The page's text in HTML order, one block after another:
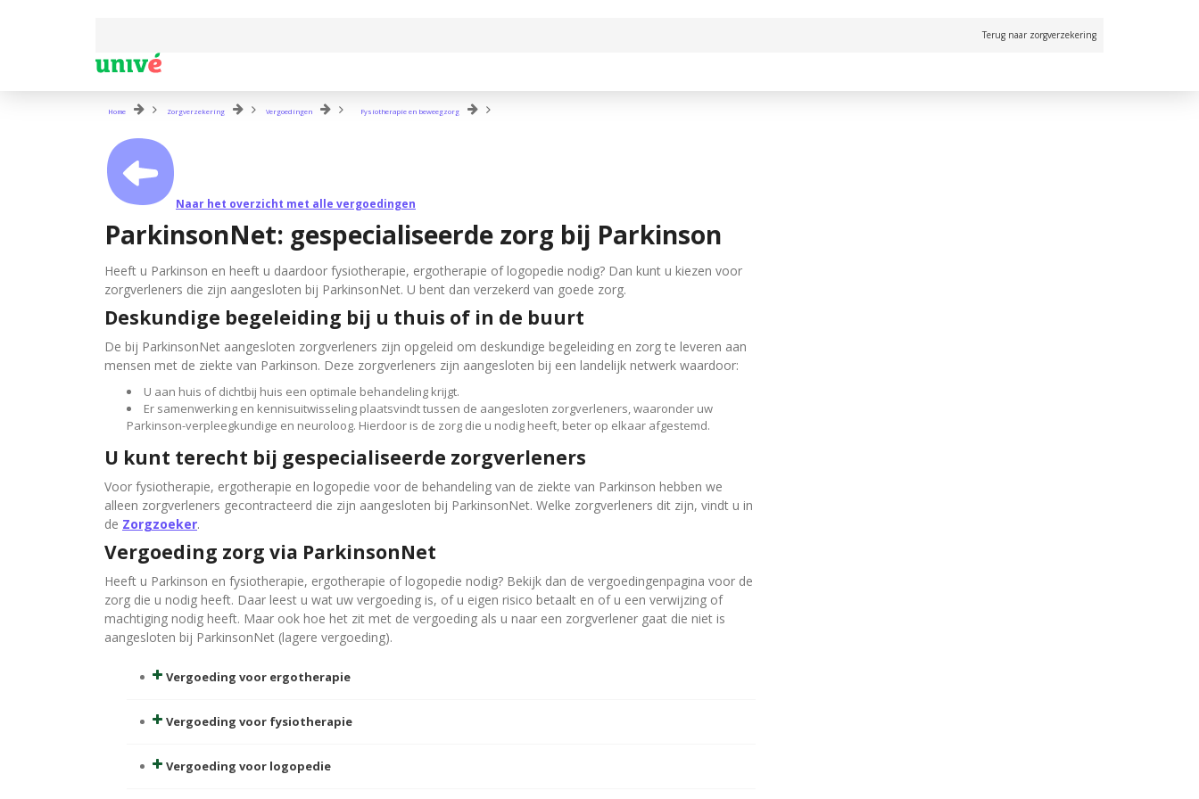
Terug naar zorgverzekering
Home Zorgverzekering Vergoedingen Fysiotherapie en beweegzorg
Naar het overzicht met alle vergoedingen
ParkinsonNet: gespecialiseerde zorg bij Parkinson
Heeft u Parkinson en heeft u daardoor fysiotherapie, ergotherapie of logopedie nodig? Dan kunt u kiezen voor
zorgverleners die zijn aangesloten bij ParkinsonNet. U bent dan verzekerd van goede zorg.
Deskundige begeleiding bij u thuis of in de buurt
De bij ParkinsonNet aangesloten zorgverleners zijn opgeleid om deskundige begeleiding en zorg te leveren aan
mensen met de ziekte van Parkinson. Deze zorgverleners zijn aangesloten bij een landelijk netwerk waardoor:
U aan huis of dichtbij huis een optimale behandeling krijgt.
Er samenwerking en kennisuitwisseling plaatsvindt tussen de aangesloten zorgverleners, waaronder uw
Parkinson-verpleegkundige en neuroloog. Hierdoor is de zorg die u nodig heeft, beter op elkaar afgestemd.
U kunt terecht bij gespecialiseerde zorgverleners
Voor fysiotherapie, ergotherapie en logopedie voor de behandeling van de ziekte van Parkinson hebben we
alleen zorgverleners gecontracteerd die zijn aangesloten bij ParkinsonNet. Welke zorgverleners dit zijn, vindt u in
de Zorgzoeker.
Vergoeding zorg via ParkinsonNet
Heeft u Parkinson en fysiotherapie, ergotherapie of logopedie nodig? Bekijk dan de vergoedingenpagina voor de
zorg die u nodig heeft. Daar leest u wat uw vergoeding is, of u eigen risico betaalt en of u een verwijzing of
machtiging nodig heeft. Maar ook hoe het zit met de vergoeding als u naar een zorgverlener gaat die niet is
aangesloten bij ParkinsonNet (lagere vergoeding).
Vergoeding voor ergotherapie
Vergoeding voor fysiotherapie
Vergoeding voor logopedie